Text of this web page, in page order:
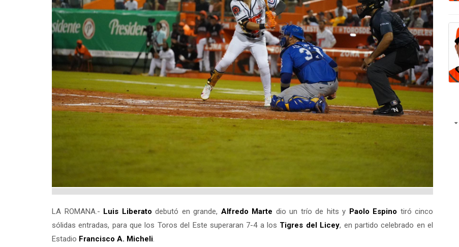
LA ROMANA.- Luis Liberato debutó en grande, Alfredo Marte dio un trío de hits y Paolo Espino tiró cinco
sólidas entradas, para que los Toros del Este superaran 7-4 a los Tigres del Licey, en partido celebrado en el
Estadio Francisco A. Micheli.